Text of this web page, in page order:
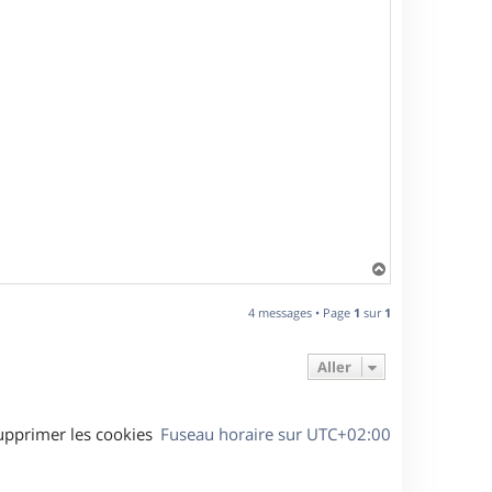
a
t
4 messages • Page 1 sur 1
Aller
Fuseau horaire sur UTC+02:00
les cookies